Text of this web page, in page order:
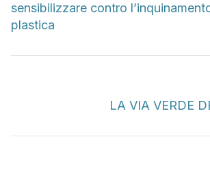
sensibilizzare contro
plastica
LA VIA VERDE